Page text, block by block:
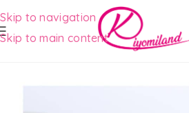
Skip to navigation
Skip to main content